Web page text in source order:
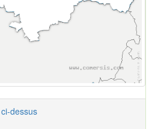
dessus